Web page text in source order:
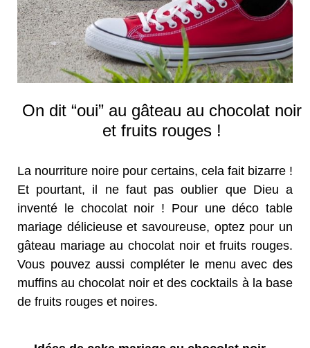
On dit “oui” au gâteau au chocolat noir
et fruits rouges !
La nourriture noire pour certains, cela fait bizarre !
Et pourtant, il ne faut pas oublier que Dieu a
inventé le chocolat noir ! Pour une déco table
mariage délicieuse et savoureuse, optez pour un
gâteau mariage au chocolat noir et fruits rouges.
Vous pouvez aussi compléter le menu avec des
muffins au chocolat noir et des cocktails à la base
de fruits rouges et noires.